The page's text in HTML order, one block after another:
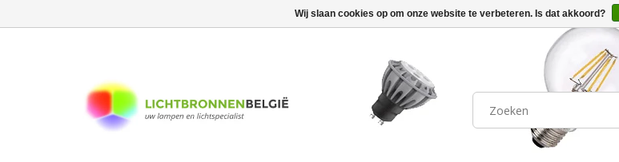
Wij slaan cookies op om onze website te verbeteren. Is dat akkoord?